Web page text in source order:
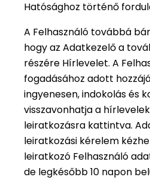
Hatósághoz történő
A Felhasználó továbbá
hogy az Adatkezelő a
részére Hírlevelet. A
fogadásához adott
ingyenesen, indokolás és
visszavonhatja a
leiratkozásra kattintva.
leiratkozási kérelem
leiratkozó Felhasználó
de legkésőbb 10 napon